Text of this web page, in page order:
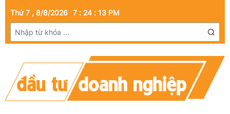
Thứ 7 , 8/8/2026 7 : 24 : 13 PM